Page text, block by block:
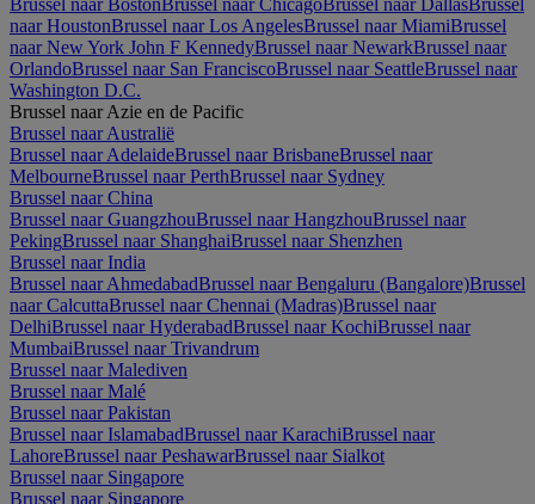
Brussel naar BostonBrussel naar ChicagoBrussel naar DallasBrussel
naar HoustonBrussel naar Los AngelesBrussel naar MiamiBrussel
naar New York John F KennedyBrussel naar NewarkBrussel naar
OrlandoBrussel naar San FranciscoBrussel naar SeattleBrussel naar
Washington D.C.
Brussel naar Azie en de Pacific
Brussel naar Australië
Brussel naar AdelaideBrussel naar BrisbaneBrussel naar
MelbourneBrussel naar PerthBrussel naar Sydney
Brussel naar China
Brussel naar GuangzhouBrussel naar HangzhouBrussel naar
PekingBrussel naar ShanghaiBrussel naar Shenzhen
Brussel naar India
Brussel naar AhmedabadBrussel naar Bengaluru (Bangalore)Brussel
naar CalcuttaBrussel naar Chennai (Madras)Brussel naar
DelhiBrussel naar HyderabadBrussel naar KochiBrussel naar
MumbaiBrussel naar Trivandrum
Brussel naar Malediven
Brussel naar Malé
Brussel naar Pakistan
Brussel naar IslamabadBrussel naar KarachiBrussel naar
LahoreBrussel naar PeshawarBrussel naar Sialkot
Brussel naar Singapore
Brussel naar Singapore